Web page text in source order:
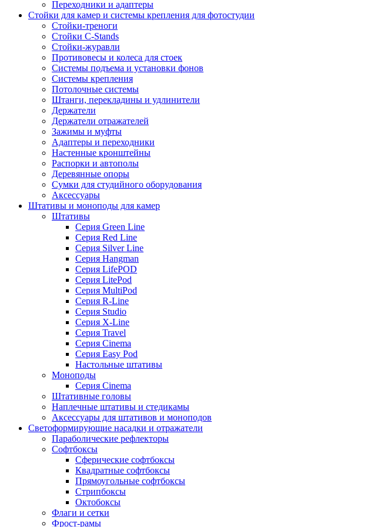
Переходники и адаптеры
Стойки для камер и системы крепления для фотостудии
Стойки-треноги
Стойки C-Stands
Стойки-журавли
Противовесы и колеса для стоек
Системы подъема и установки фонов
Системы крепления
Потолочные системы
Штанги, перекладины и удлинители
Держатели
Держатели отражателей
Зажимы и муфты
Адаптеры и переходники
Настенные кронштейны
Распорки и автополы
Деревянные опоры
Сумки для студийного оборудования
Аксессуары
Штативы и моноподы для камер
Штативы
Серия Green Line
Серия Red Line
Серия Silver Line
Серия Hangman
Серия LifePOD
Серия LitePod
Серия MultiPod
Серия R-Line
Серия Studio
Серия X-Line
Серия Travel
Серия Cinema
Серия Easy Pod
Настольные штативы
Моноподы
Серия Cinema
Штативные головы
Наплечные штативы и стедикамы
Аксессуары для штативов и моноподов
Светоформирующие насадки и отражатели
Параболические рефлекторы
Софтбоксы
Сферические софтбоксы
Квадратные софтбоксы
Прямоугольные софтбоксы
Стрипбоксы
Октобоксы
Флаги и сетки
Фрост-рамы